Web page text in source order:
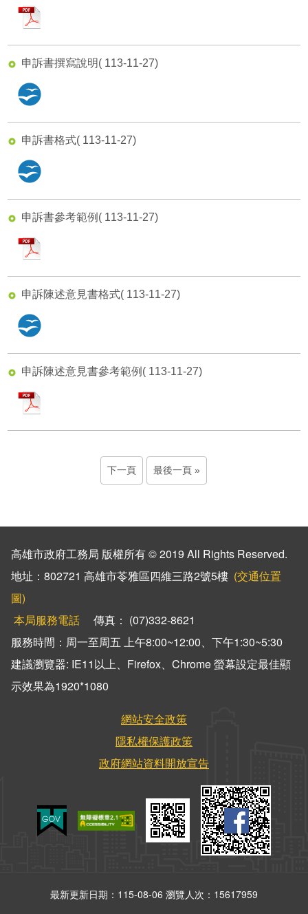
新建工程處
公園處
違章建築處理大隊
申訴書撰寫說明( 113-11-27)
申訴書格式( 113-11-27)
申訴書參考範例 ( 113-11-27)
申訴陳述意見書格式( 113-11-27)
申訴陳述意見書參考範例 ( 113-11-27)
下一頁 最後一頁
高雄市政府工務局 版權所有 © 2019 All Rights Reserved.
地址：802721 高雄市苓雅區四維三路2號5樓 (交通位置
圖)
本局服務電話
傳真： (07)332-8621
服務時間：周一至周五 上午8:00~12:00、下午1:30~5:30
建議瀏覽器: IE11以上、Firefox、Chrome 螢幕設定最佳顯
示效果為1920*1080
網站安全政策
隱私權保護政策
政府網站資料開放宣告
最新更新日期：115-08-06 瀏覽人次：15617959